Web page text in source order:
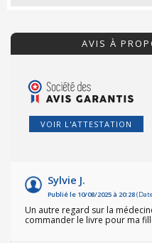
AVIS À
VOIR L'ATTESTATION
Sylvie J.
Publié le 10/08/2025 à 20:28
Un autre regard sur la
commander le livre pour ma